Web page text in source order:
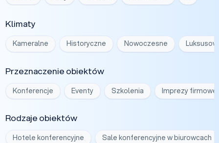
Klimaty
Kameralne Historyczne Nowoczesne
Przeznaczenie obiektów
Konferencje Eventy Szkolenia Imprezy firmowe
Rodzaje obiektów
Hotele konferencyjne Sale konferencyjne w biurowcach